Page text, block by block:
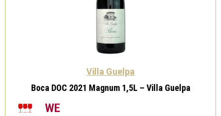
Villa Guelpa
Boca DOC 2021 Magnum 1,5L – Villa Guelpa